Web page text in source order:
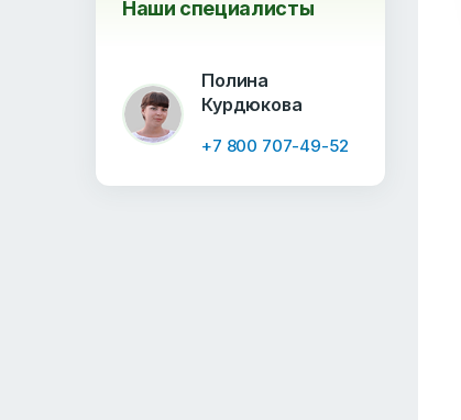
Наши специалисты
Полина
Курдюкова
+7 800 707-49-52